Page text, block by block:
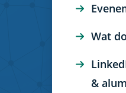
Wat
&